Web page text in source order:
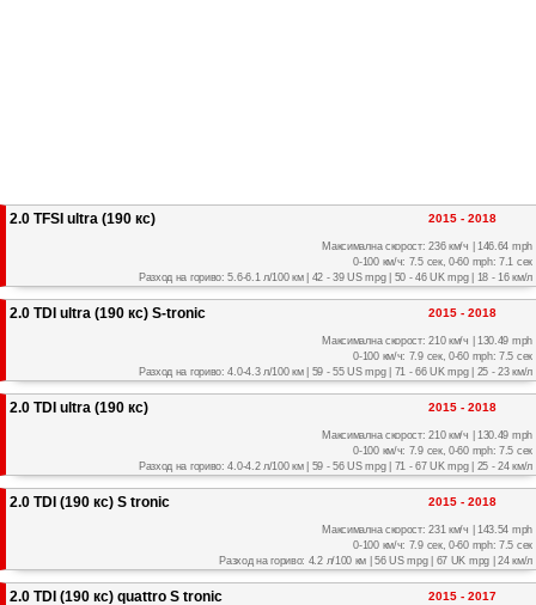
2.0 TFSI ultra (190 кс) 2015 - 2018
Максимална скорост: 236 км/ч | 146.64 mph
0-100 км/ч: 7.5 сек, 0-60 mph: 7.1 сек
Разход на гориво: 5.6-6.1 л/100 км | 42 - 39 US mpg | 50 - 46 UK mpg | 18 - 16 км/л
2.0 TDI ultra (190 кс) S-tronic 2015 - 2018
Максимална скорост: 210 км/ч | 130.49 mph
0-100 км/ч: 7.9 сек, 0-60 mph: 7.5 сек
Разход на гориво: 4.0-4.3 л/100 км | 59 - 55 US mpg | 71 - 66 UK mpg | 25 - 23 км/л
2.0 TDI ultra (190 кс) 2015 - 2018
Максимална скорост: 210 км/ч | 130.49 mph
0-100 км/ч: 7.9 сек, 0-60 mph: 7.5 сек
Разход на гориво: 4.0-4.2 л/100 км | 59 - 56 US mpg | 71 - 67 UK mpg | 25 - 24 км/л
2.0 TDI (190 кс) S tronic 2015 - 2018
Максимална скорост: 231 км/ч | 143.54 mph
0-100 км/ч: 7.9 сек, 0-60 mph: 7.5 сек
Разход на гориво: 4.2 л/100 км | 56 US mpg | 67 UK mpg | 24 км/л
2.0 TDI (190 кс) quattro S tronic 2015 - 2017